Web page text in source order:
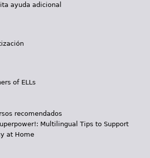
ayuda adicional
of ELLs
recomendados
Multilingual Tips to Support
at Home